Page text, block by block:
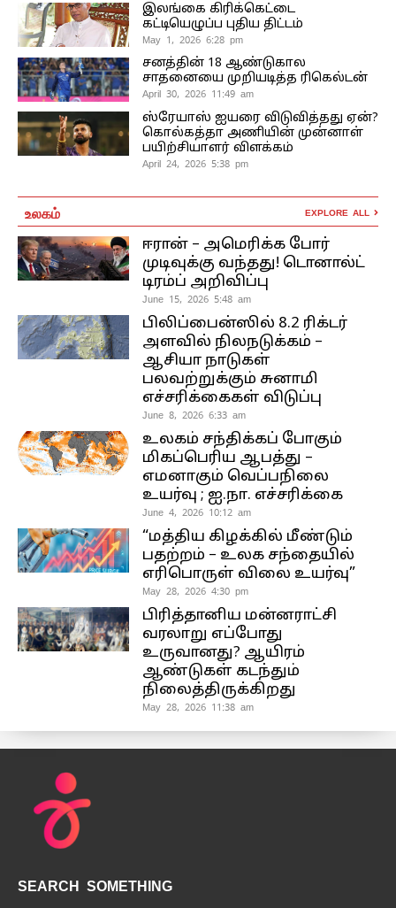
இலங்கை கிரிக்கெட்டை
கட்டியெழுப்ப புதிய திட்டம்
May 1, 2026 6:28 pm
சனத்தின் 18 ஆண்டுகால
சாதனையை முறியடித்த ரிகெல்டன்
April 30, 2026 11:49 am
ஸ்ரேயாஸ் ஐயரை விடுவித்தது ஏன்?
கொல்கத்தா அணியின் முன்னாள்
பயிற்சியாளர் விளக்கம்
April 24, 2026 5:38 pm
உலகம் EXPLORE ALL
ஈரான் – அமெரிக்க போர்
முடிவுக்கு வந்தது! டொனால்ட்
டிரம்ப் அறிவிப்பு
June 15, 2026 5:48 am
பிலிப்பைன்ஸில் 8.2 ரிக்டர்
அளவில் நிலநடுக்கம் –
ஆசியா நாடுகள்
பலவற்றுக்கும் சுனாமி
எச்சரிக்கைகள் விடுப்பு
June 8, 2026 6:33 am
உலகம் சந்திக்கப் போகும்
மிகப்பெரிய ஆபத்து –
எமனாகும் வெப்பநிலை
உயர்வு ; ஐ.நா. எச்சரிக்கை
June 4, 2026 10:12 am
“மத்திய கிழக்கில் மீண்டும்
பதற்றம் – உலக சந்தையில்
எரிபொருள் விலை உயர்வு”
May 28, 2026 4:30 pm
பிரித்தானிய மன்னராட்சி
வரலாறு எப்போது
உருவானது? ஆயிரம்
ஆண்டுகள் கடந்தும்
நிலைத்திருக்கிறது
May 28, 2026 11:38 am
SEARCH SOMETHING